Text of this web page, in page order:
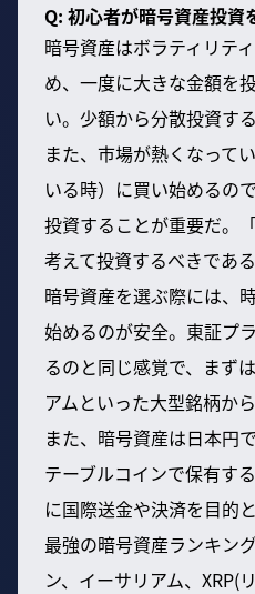
Q: 初心者が暗号資産投資
暗号資産はボラティリテ
め、一度に大きな金額を
い。少額から分散投資す
また、市場が熱くなって
いる時）に買い始めるの
投資することが重要だ。
考えて投資するべきである
暗号資産を選ぶ際には、
始めるのが安全。東証プ
るのと同じ感覚で、まず
アムといった大型銘柄か
また、暗号資産は日本円
テーブルコインで保有す
に国際送金や決済を目的
最強の暗号資産ランキン
ン、イーサリアム、XRP(